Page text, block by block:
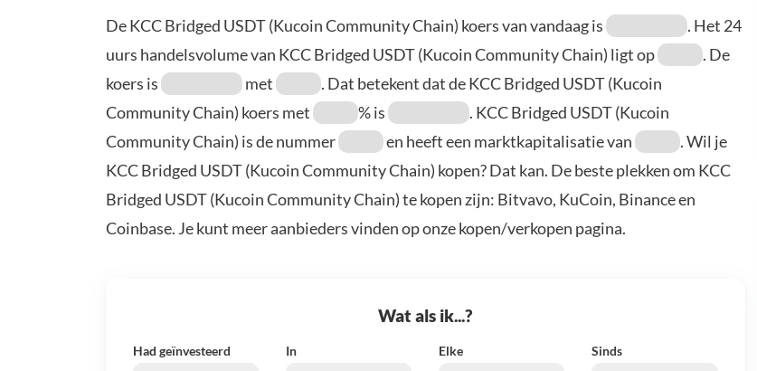
De KCC Bridged USDT (Kucoin Community Chain) koers van vandaag is
. Het 24
uurs handelsvolume van KCC Bridged USDT (Kucoin Community Chain) ligt op
. De
koers is
met
. Dat betekent dat de KCC Bridged USDT (Kucoin
Community Chain) koers met
% is
. KCC Bridged USDT (Kucoin
Community Chain) is de nummer
en heeft een marktkapitalisatie van
. Wil je
KCC Bridged USDT (Kucoin Community Chain) kopen? Dat kan. De beste plekken om KCC
Bridged USDT (Kucoin Community Chain) te kopen zijn: Bitvavo, KuCoin, Binance en
Coinbase. Je kunt meer aanbieders vinden op onze kopen/verkopen pagina.
Wat als ik...?
Had geïnvesteerd In Elke Sinds